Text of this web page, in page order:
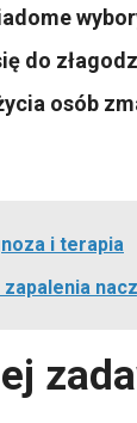
do
osób
i terapia